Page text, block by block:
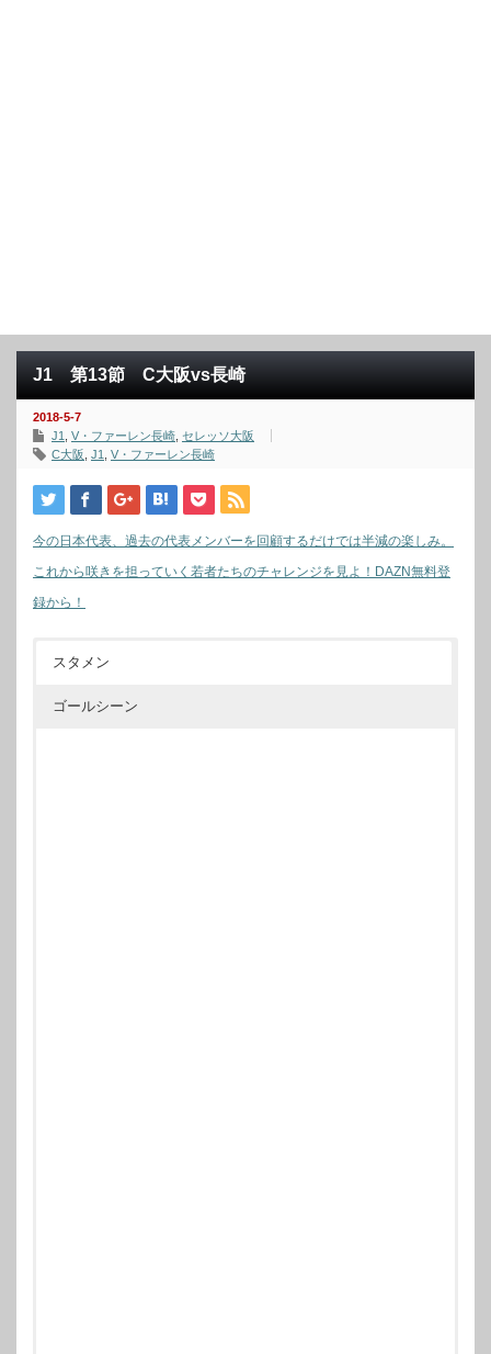
J1 第13節 C大阪vs長崎
2018-5-7
J1
V・ファーレン長崎 セレッソ大阪
C大阪 J1 V・ファーレン長崎
今の日本代表、過去の代表メンバーを回顧するだけでは半減の楽しみ。
これから咲きを担っていく若者たちのチャレンジを見よ！DAZN無料登
録から！
スタメン
ゴールシーン